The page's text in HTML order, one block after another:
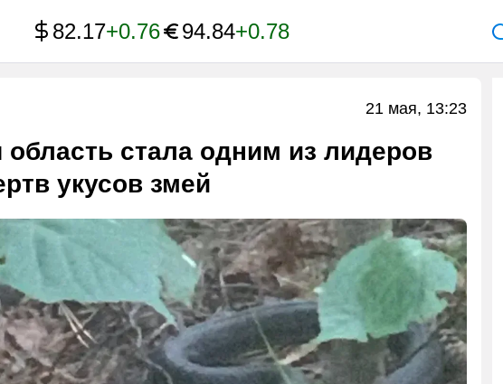
82.17+0.76 94.84+0.78
21 мая, 13:23
область стала одним из лидеров
укусов змей